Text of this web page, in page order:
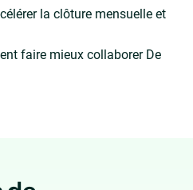
la clôture mensuelle et
faire mieux collaborer De